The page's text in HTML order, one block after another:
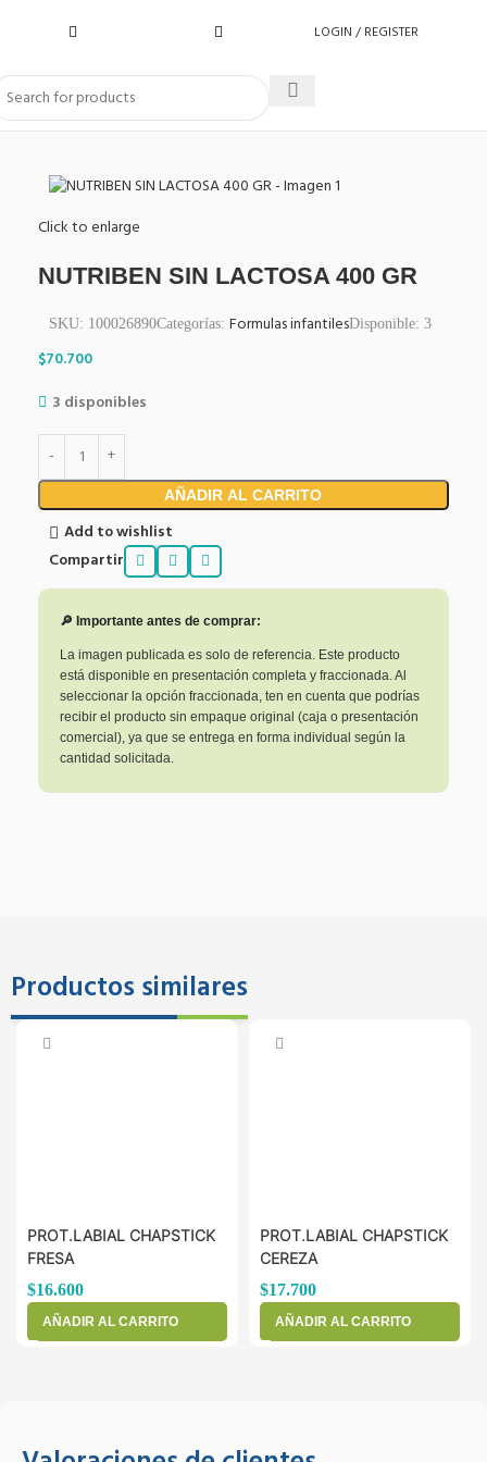
LOGIN / REGISTER
Click to enlarge
NUTRIBEN SIN LACTOSA 400 GR
SKU: 100026890Categorías: Formulas infantilesDisponible: 3
$70.700
3 disponibles
AÑADIR AL CARRITO
Add to wishlist
Compartir
🔎 Importante antes de comprar:
La imagen publicada es solo de referencia. Este producto
está disponible en presentación completa y fraccionada. Al
seleccionar la opción fraccionada, ten en cuenta que podrías
recibir el producto sin empaque original (caja o presentación
comercial), ya que se entrega en forma individual según la
cantidad solicitada.
Productos similares
PROT.LABIAL CHAPSTICK
FRESA
$16.600
AÑADIR AL CARRITO
PROT.LABIAL CHAPSTICK
CEREZA
$17.700
AÑADIR AL CARRITO